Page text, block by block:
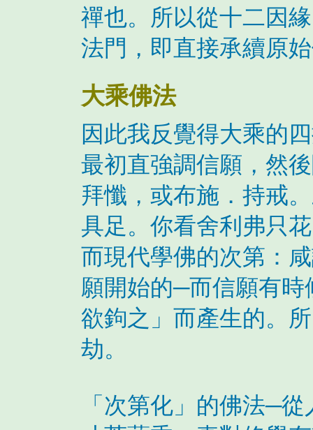
禪也。所以從十二因
法門，即直接承續原
大乘佛法
因此我反覺得大乘的
最初直強調信願，然
拜懺，或布施．持戒
具足。你看舍利弗只
而現代學佛的次第：
願開始的─而信願有
欲鉤之」而產生的。
劫。
「次第化」的佛法─